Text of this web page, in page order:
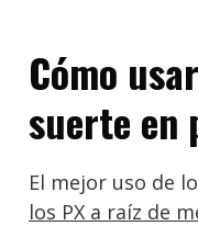
Cómo
suerte en
El mejor uso de
los PX a raíz de